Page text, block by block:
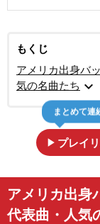
もくじ
アメリカ出身バ
気の名曲たち expand_more
play_arrow プレイ
まとめて連
アメリカ出身
代表曲・人気